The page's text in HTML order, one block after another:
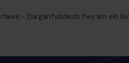
- Darganfyddwch fwy am ein